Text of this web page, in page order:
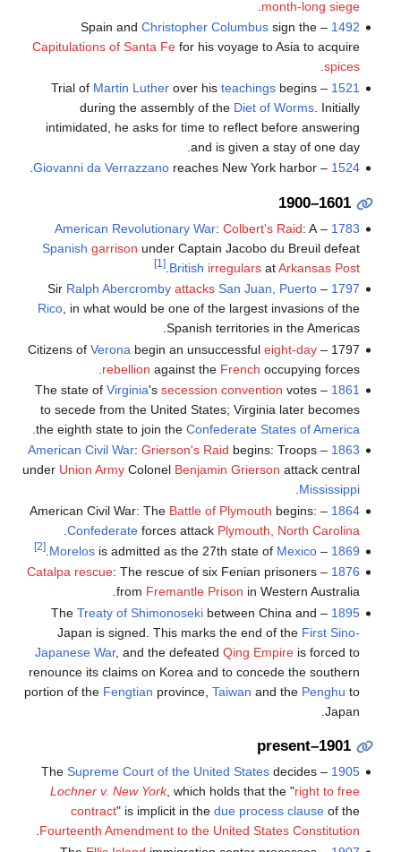
month-long siege
1492
– Spain and
Christopher Columbussign the
Capitulations of Santa Fefor his voyage to Asia to acquire
spices
.
1521
– Trial of
Martin Lutherover his teachingsbegins
during the assembly of the Diet of Worms. Initially
intimidated, he asks for time to reflect before answering
and is given a stay of one day.
1524
–
Giovanni da Verrazzanoreaches New York harbor.
1601–1900
1783
–
American Revolutionary War: Colbert's Raid: A
Spanish garrison under Captain Jacobo du Breuil defeat
British irregularsatArkansas Post
.
[1]
1797
– Sir
Ralph Abercromby attacks San Juan, Puerto
Rico, in what would be one of the largest invasions of the
Spanish territories in the Americas.
1797 – Citizens of
Verona begin an unsuccessful eight-day
rebellion against the French occupying forces.
1861
– The state of
Virginia's secession convention votes
to secede from the United States; Virginia later becomes
the eighth state to join the Confederate States of America
1863
–
American Civil War: Grierson's Raid begins: Troops
under Union ArmyColonel Benjamin Grierson attack central
Mississippi
.
1864
– American Civil War: The
Battle of Plymouth begins:
Confederateforces attack Plymouth, North Carolina
1869
–
Morelosis admitted as the 27th state of Mexico
.
[2]
1876
–
Catalpa rescue: The rescue of six Fenian prisoners
from Fremantle Prison in Western Australia.
1895
– The
Treaty of Shimonosekibetween China and
Japan is signed. This marks the end of the First Sino-
Japanese War, and the defeated Qing Empireis forced to
renounce its claims on Korea and to concede the southern
portion of the Fengtian province, Taiwan and the Penghu to
Japan.
1901–present
1905
– The
Supreme Court of the United Statesdecides
Lochner v. New York, which holds that the "right to free
contract" is implicit in the due process clauseof the
Fourteenth Amendment to the United States Constitution
.